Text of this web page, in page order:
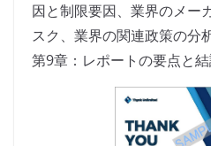
因と制限要因、業界のメー
スク、業界の関連政策の分
第9章：レポートの要点と結